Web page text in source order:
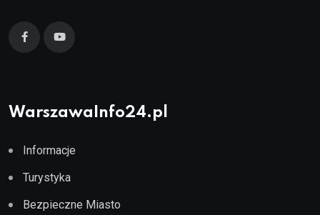
WarszawaInfo24.pl
Informacje
Turystyka
Bezpieczne Miasto